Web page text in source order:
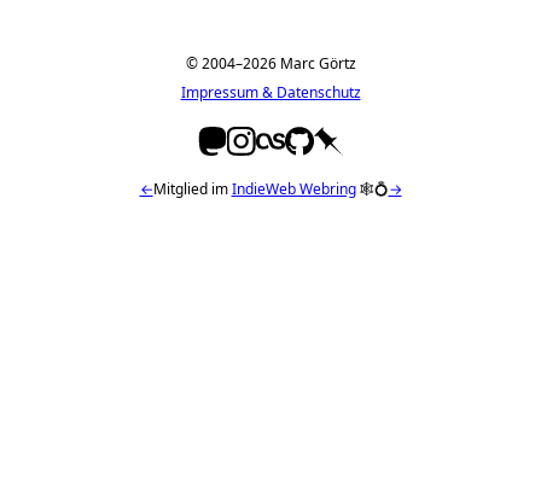
© 2004–2026 Marc Görtz
Impressum & Datenschutz
←Mitglied imIndieWeb Webring🕸💍→